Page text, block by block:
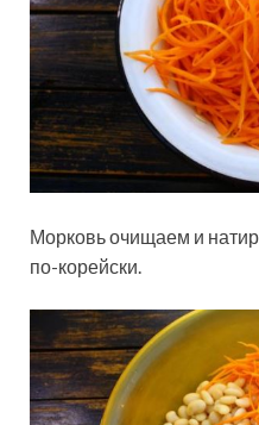
Морковь очищаем и
по-корейски.